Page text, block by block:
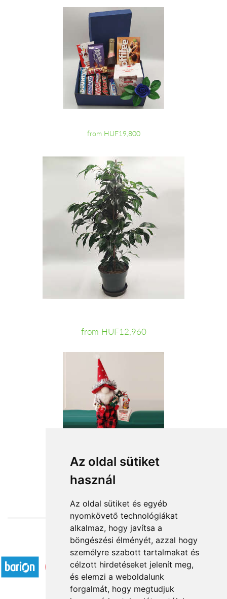
Az oldal sütiket
használ
Az oldal sütiket és egyéb
nyomkövető technológiákat
alkalmaz, hogy javítsa a
böngészési élményét, azzal hogy
személyre szabott tartalmakat és
célzott hirdetéseket jelenít meg,
és elemzi a weboldalunk
forgalmát, hogy megtudjuk
from HUF19,800
from HUF12,960
from HUF19,480
Accepted payment methods